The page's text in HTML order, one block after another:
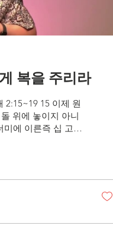
복을 주리라
2:15~19 15 이제 원
위에 놓이지 아니
에 이른즉 십 고르
아홉째 달 이십사
19 곡식 종자가 아
람나무에 열매가